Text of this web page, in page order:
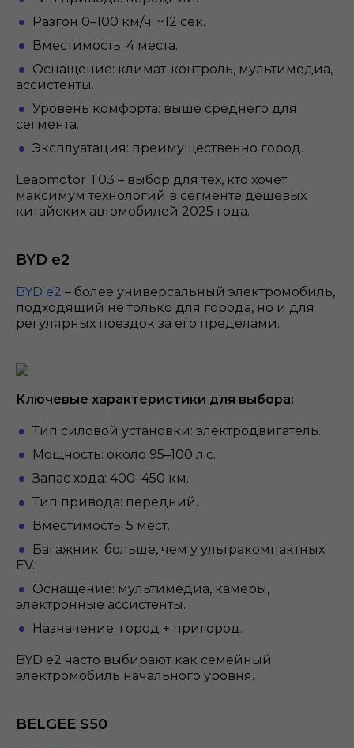
Разгон 0–100 км/ч: ~12 сек.
Вместимость: 4 места.
Оснащение: климат-контроль, мультимедиа,
ассистенты.
Уровень комфорта: выше среднего для
сегмента.
Эксплуатация: преимущественно город.
Leapmotor T03 – выбор для тех, кто хочет
максимум технологий в сегменте дешевых
китайских автомобилей 2025 года.
BYD e2
BYD e2 – более универсальный электромобиль,
подходящий не только для города, но и для
регулярных поездок за его пределами.
Ключевые характеристики для выбора:
Тип силовой установки: электродвигатель.
Мощность: около 95–100 л.с.
Запас хода: 400–450 км.
Тип привода: передний.
Вместимость: 5 мест.
Багажник: больше, чем у ультракомпактных
EV.
Оснащение: мультимедиа, камеры,
электронные ассистенты.
Назначение: город + пригород.
BYD e2 часто выбирают как семейный
электромобиль начального уровня.
BELGEE S50